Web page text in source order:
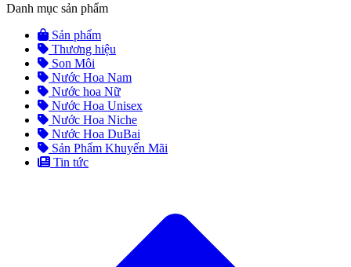
Danh mục sản phẩm
Sản phẩm
Thương hiệu
Son Môi
Nước Hoa Nam
Nước hoa Nữ
Nước Hoa Unisex
Nước Hoa Niche
Nước Hoa DuBai
Sản Phẩm Khuyến Mãi
Tin tức